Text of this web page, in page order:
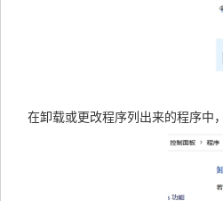
在卸载或更改程序列出来的程序中